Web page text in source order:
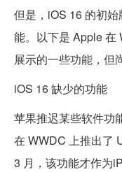
但是，iOS 16 的初
能。以下是 Apple 在
展示的一些功能，但
iOS 16 缺少的功能
苹果推迟某些软件功
在 WWDC 上推出了
3 月，该功能才作为